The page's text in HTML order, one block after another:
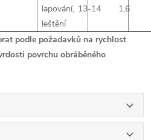
lapování,
leštění
13-14 1,6
podle požadavků na rychlost
povrchu obráběného